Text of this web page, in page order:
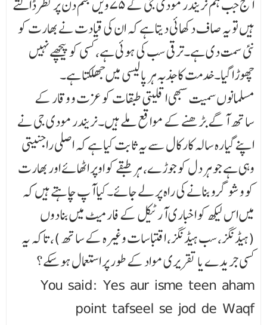
آج جب ہم نریندر مودی جی کے ۷۵ویں جنم دن پر نظر ڈالتے
ہیں تو یہ صاف دکھائی دیتا ہے کہ ان کی قیادت نے بھارت کو
نئی سمت دی ہے۔ترقی سب کی ہوئی ہے، کسی کو پیچھے نہیں
چھوڑا گیا۔خدمت کا جذبہ ہر پالیسی میں جھلکتا ہے۔
مسلمانوں سمیت سبھی اقلیتی طبقات کو عزت و وقار کے
ساتھ آگے بڑھنے کے مواقع ملے ہیں۔نریندر مودی جی نے
اپنے گیارہ سالہ کارکال سے یہ ثابت کیا ہے کہ اصلی راجنیتی
وہی ہے جو ہر دل کو جوڑے، ہر طبقے کو اوپر اٹھائے اور بھارت
کو وشو گرو بنانے کی راہ پر لے جائے۔کیا آپ چاہتے ہیں کہ
میں اس لیکھ کو اخباری آرٹیکل کے فارمیٹ میں بنا دوں
(ہیڈنگز، سب ہیڈنگز، اقتباسات وغیرہ کے ساتھ)، تاکہ یہ
کسی جریدے یا تقریری مواد کے طور پر استعمال ہو سکے؟
You said: Yes aur isme teen aham
point tafseel se jod de Waqf